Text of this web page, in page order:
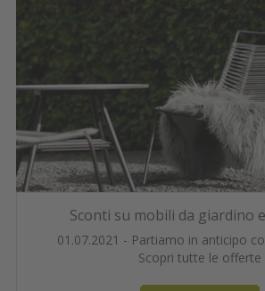
Sconti su mobili da giardino
01.07.2021 - Partiamo in anticipo
Scopri tutte le offerte